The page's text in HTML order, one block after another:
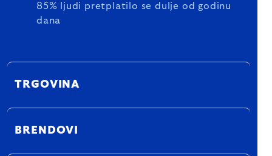
85% ljudi pretplatilo se dulje od godinu
dana
TRGOVINA
BRENDOVI